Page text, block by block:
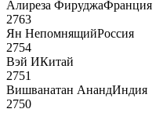
Алиреза ФируджаФранция
2763
Ян НепомнящийРоссия
2754
Вэй ИКитай
2751
Вишванатан АнандИндия
2750